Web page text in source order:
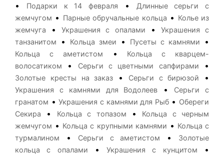
• Подарки к 14 февраля •
Длинные серьги с
жемчугом • Парные обручальные кольца • Колье из
жемчуга
•Украшения с опалами • Украшения с
танзанитом
• Кольца змеи • Пусеты с камнями •
Кольца с аметистом •
Кольца с кварцем-
волосатиком
• Серьги с цветными сапфирами •
Золотые кресты на заказ • Серьги с бирюзой •
Украшения с камнями для Водолеев •
Серьги с
гранатом •Украшения с камнями для Рыб• Обереги
Секира
• Кольца с топазом •
Кольца с черным
жемчугом • Кольца с крупными камнями • Кольца с
турмалином
• Серьги с аметистом •
Золотые
кольца с опалами
•Украшения с кунцитом •